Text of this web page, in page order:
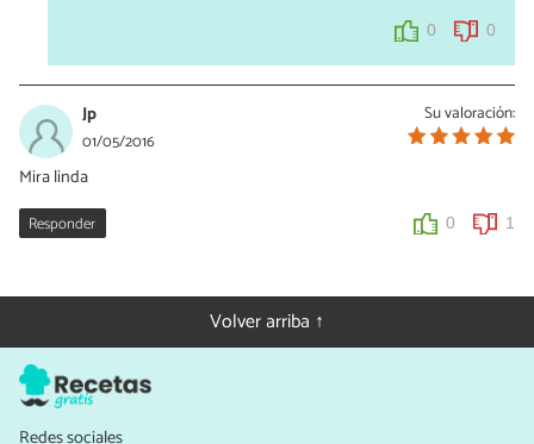
0 0
Su valoración:
Jp
01/05/2016
Mira linda
Responder 0 1
Volver arriba ↑
Redes sociales